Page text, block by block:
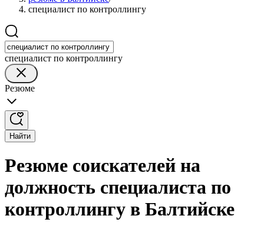
специалист по контроллингу
специалист по контроллингу
Резюме
Найти
Резюме соискателей на
должность специалиста по
контроллингу в Балтийске